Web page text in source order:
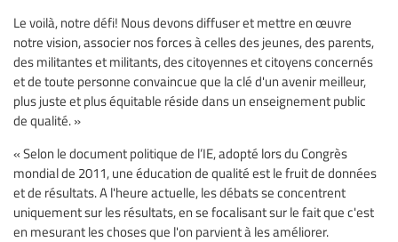
Le voilà, notre défi! Nous devons diffuser et mettre en œuvre
notre vision, associer nos forces à celles des jeunes, des parents,
des militantes et militants, des citoyennes et citoyens concernés
et de toute personne convaincue que la clé d'un avenir meilleur,
plus juste et plus équitable réside dans un enseignement public
de qualité. »
« Selon le document politique de l’IE, adopté lors du Congrès
mondial de 2011, une éducation de qualité est le fruit de données
et de résultats. A l'heure actuelle, les débats se concentrent
uniquement sur les résultats, en se focalisant sur le fait que c'est
en mesurant les choses que l'on parvient à les améliorer.